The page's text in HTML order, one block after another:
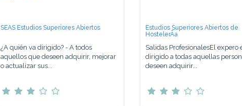
SEAS Estudios Superiores Abiertos
¿A quién va dirigido? - A todos
aquellos que deseen adquirir, mejorar
o actualizar sus...
Estudios Superiores Abiertos de
HostelerÃ­a
Salidas ProfesionalesEl expero
dirigido a todas aquellas
deseen adquirir...